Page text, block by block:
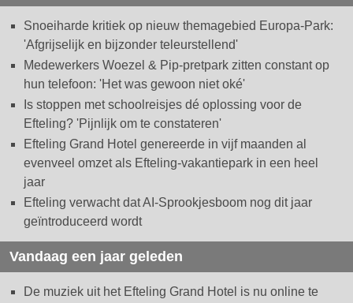
Snoeiharde kritiek op nieuw themagebied Europa-Park:
'Afgrijselijk en bijzonder teleurstellend'
Medewerkers Woezel & Pip-pretpark zitten constant op
hun telefoon: 'Het was gewoon niet oké'
Is stoppen met schoolreisjes dé oplossing voor de
Efteling? 'Pijnlijk om te constateren'
Efteling Grand Hotel genereerde in vijf maanden al
evenveel omzet als Efteling-vakantiepark in een heel
jaar
Efteling verwacht dat AI-Sprookjesboom nog dit jaar
geïntroduceerd wordt
Vandaag een jaar geleden
De muziek uit het Efteling Grand Hotel is nu online te